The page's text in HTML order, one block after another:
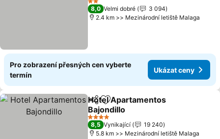
2 Počet hvězdiček
8,0 Velmi dobré
3 094
2.4 km >> Mezinárodní letiště Malaga
Pro zobrazení přesných cen vyberte
termín
Ukázat ceny
SdíletPřidat na seznam oblíbených
Hotel Apartamentos
Bajondillo
4 Počet hvězdiček
8,5 Vynikající
19 240
5.8 km >> Mezinárodní letiště Malaga